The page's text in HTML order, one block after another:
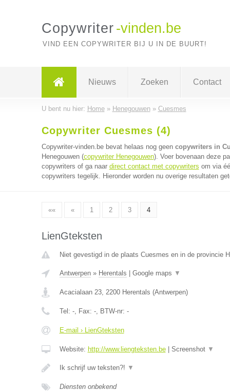
Copywriter -vinden.be
VIND EEN COPYWRITER BIJ U IN DE BUURT!
Nieuws Zoeken Contact
U bent nu hier: Home» Henegouwen» Cuesmes
Copywriter Cuesmes (4)
Copywriter-vinden.be bevat helaas nog geen copywriters in
Henegouwen (copywriter Henegouwen). Voer bovenaan deze
copywriters of ga naar direct contact met copywriters om via
copywriters tegelijk. Hieronder worden nu overige resultaten
«« « 1 2 3 4
LienGteksten
Niet gevestigd in de plaats Cuesmes en in de provincie
Antwerpen» Herentals Google maps ▼
Acacialaan 23, 2200 Herentals (Antwerpen)
Tel: -, Fax: -, BTW-nr: -
E-mail › LienGteksten
Website: http://www.liengteksten.be| Screenshot ▼
Ik schrijf uw teksten?! ▼
Diensten onbekend